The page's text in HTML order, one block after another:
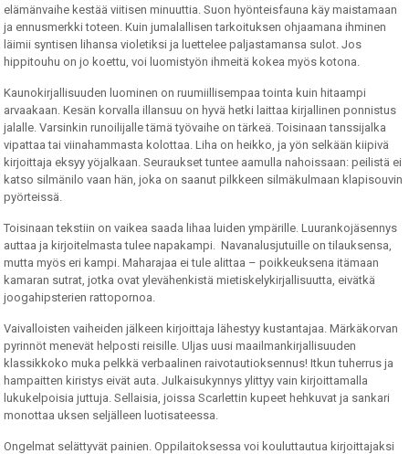
elämänvaihe kestää viitisen minuuttia. Suon hyönteisfauna käy maistamaan
ja ennusmerkki toteen. Kuin jumalallisen tarkoituksen ohjaamana ihminen
läimii syntisen lihansa violetiksi ja luettelee paljastamansa sulot. Jos
hippitouhu on jo koettu, voi luomistyön ihmeitä kokea myös kotona.
Kaunokirjallisuuden luominen on ruumiillisempaa tointa kuin hitaampi
arvaakaan. Kesän korvalla illansuu on hyvä hetki laittaa kirjallinen ponnistus
jalalle. Varsinkin runoilijalle tämä työvaihe on tärkeä. Toisinaan tanssijalka
vipattaa tai viinahammasta kolottaa. Liha on heikko, ja yön selkään kiipivä
kirjoittaja eksyy yöjalkaan. Seuraukset tuntee aamulla nahoissaan: peilistä ei
katso silmänilo vaan hän, joka on saanut pilkkeen silmäkulmaan klapisouvin
pyörteissä.
Toisinaan tekstiin on vaikea saada lihaa luiden ympärille. Luurankojäsennys
auttaa ja kirjoitelmasta tulee napakampi. Navanalusjutuille on tilauksensa,
mutta myös eri kampi. Maharajaa ei tule alittaa – poikkeuksena itämaan
kamaran sutrat, jotka ovat ylevähenkistä mietiskelykirjallisuutta, eivätkä
joogahipsterien rattopornoa.
Vaivalloisten vaiheiden jälkeen kirjoittaja lähestyy kustantajaa. Märkäkorvan
pyrinnöt menevät helposti reisille. Uljas uusi maailmankirjallisuuden
klassikkoko muka pelkkä verbaalinen raivotautioksennus! Itkun tuherrus ja
hampaitten kiristys eivät auta. Julkaisukynnys ylittyy vain kirjoittamalla
lukukelpoisia juttuja. Sellaisia, joissa Scarlettin kupeet hehkuvat ja sankari
monottaa uksen seljälleen luotisateessa.
Ongelmat selättyvät painien. Oppilaitoksessa voi kouluttautua kirjoittajaksi